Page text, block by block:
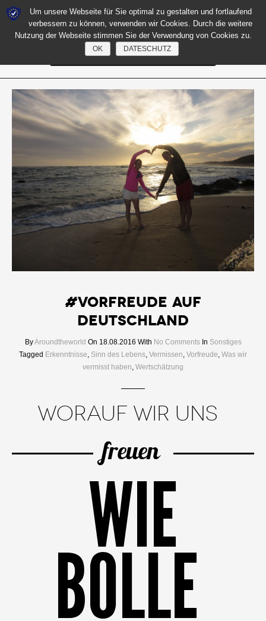
#Vorfreude auf
Deutschland
ByAroundtheworld On 18.08.2016 With No Comments In Sonstiges
Tagged Erkenntnisse, Sinn des Lebens, Vermissen, Vorfreude, Was wir
vermisst haben, Wertschätzung
WORAUF WIR UNS
freuen
WIE
BOLLE
Um unsere Webseite für Sie optimal zu gestalten und fortlaufend
verbessern zu können, verwenden wir Cookies. Durch die weitere
Nutzung der Webseite stimmen Sie der Verwendung von Cookies zu.
OK DATESCHUTZ